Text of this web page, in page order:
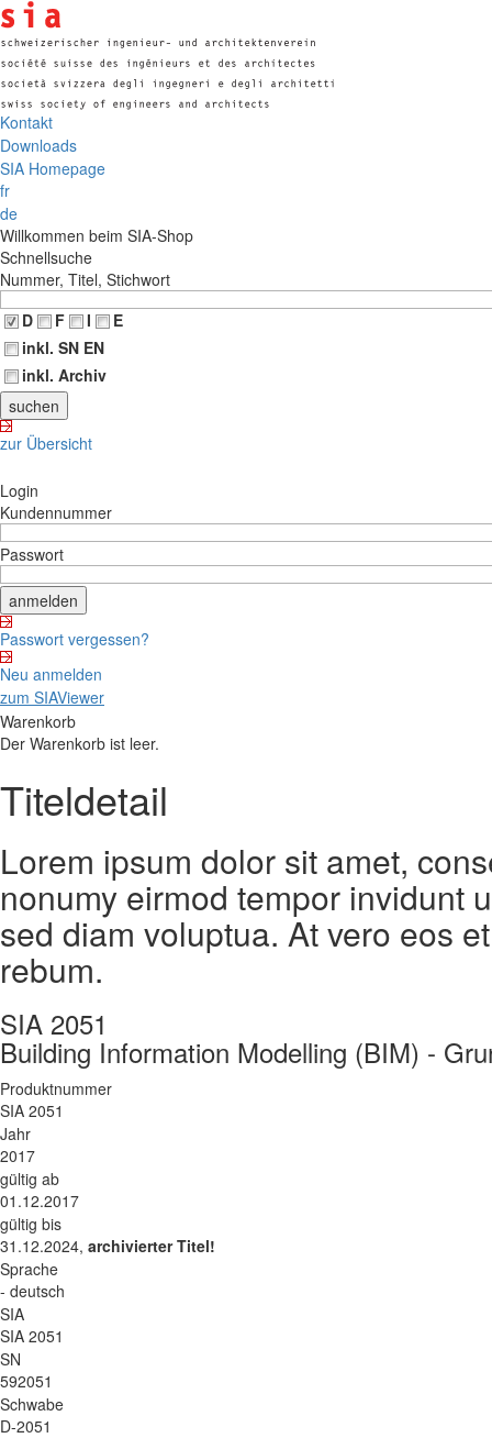
Kontakt
Downloads
SIA Homepage
fr
de
Willkommen beim SIA-Shop
Schnellsuche
Nummer, Titel, Stichwort
D
F I
E
inkl. SN EN
inkl. Archiv
zur Übersicht
Login
Kundennummer
Passwort
Passwort vergessen?
Neu anmelden
zum SIAViewer
Warenkorb
Der Warenkorb ist leer.
Titeldetail
Lorem ipsum dolor sit amet,
nonumy eirmod tempor invidunt
sed diam voluptua. At vero eos
rebum.
SIA 2051
Building Information Modelling (BIM) -
Produktnummer
SIA 2051
Jahr
2017
gültig ab
01.12.2017
gültig bis
31.12.2024, archivierter Titel!
Sprache
- deutsch
SIA
SIA 2051
SN
592051
Schwabe
D-2051